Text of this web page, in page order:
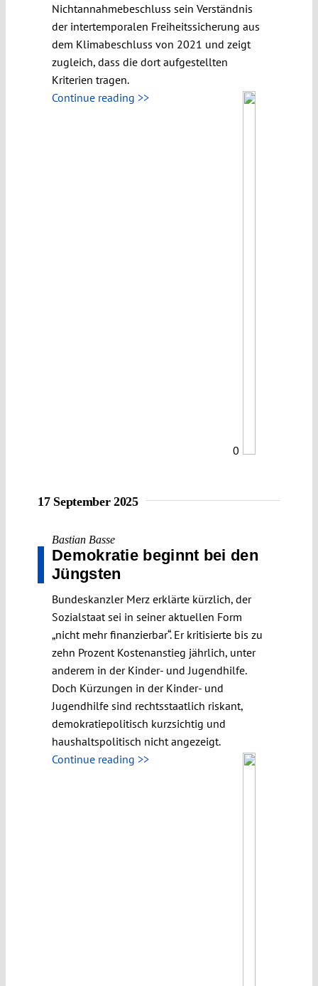
Nichtannahmebeschluss sein Verständnis
der intertemporalen Freiheitssicherung aus
dem Klimabeschluss von 2021 und zeigt
zugleich, dass die dort aufgestellten
Kriterien tragen.
Continue reading >>
0
17 September 2025
Bastian Basse
Demokratie beginnt bei den
Jüngsten
Bundeskanzler Merz erklärte kürzlich, der
Sozialstaat sei in seiner aktuellen Form
„nicht mehr finanzierbar“. Er kritisierte bis zu
zehn Prozent Kostenanstieg jährlich, unter
anderem in der Kinder- und Jugendhilfe.
Doch Kürzungen in der Kinder- und
Jugendhilfe sind rechtsstaatlich riskant,
demokratiepolitisch kurzsichtig und
haushaltspolitisch nicht angezeigt.
Continue reading >>